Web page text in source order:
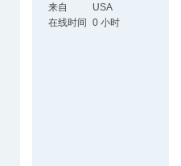
来自
USA
在线时间
0 小时